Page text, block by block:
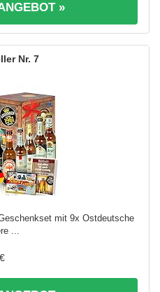
»
7
mit 9x Ostdeutsche
...